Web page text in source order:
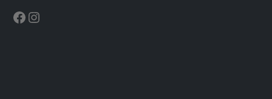
Facebook Instagram